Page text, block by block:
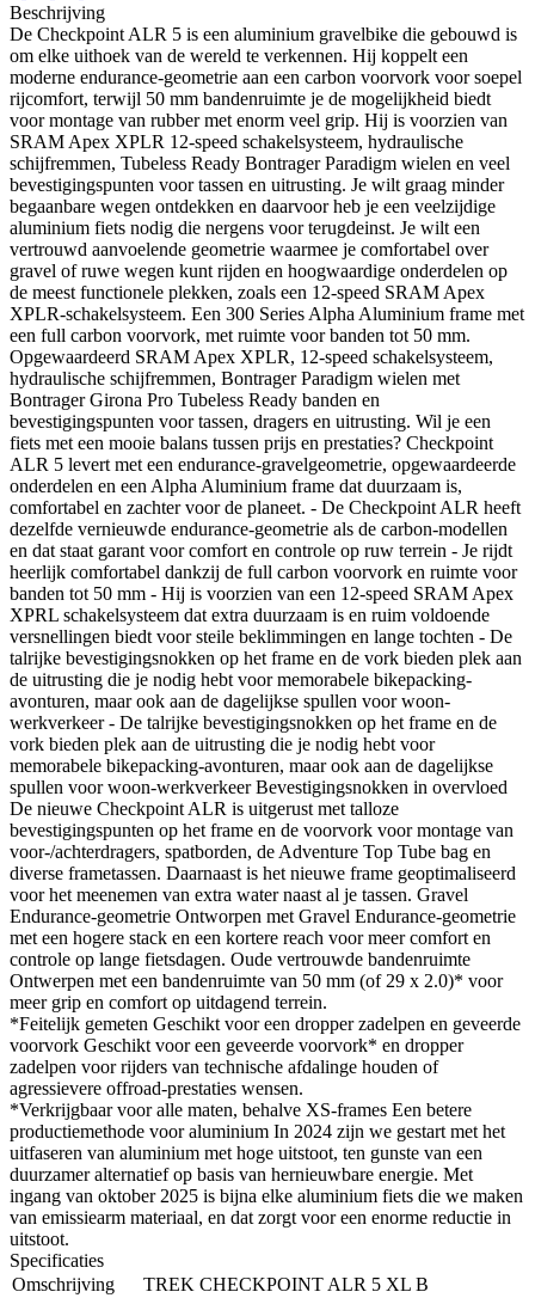
Beschrijving
De Checkpoint ALR 5 is een aluminium gravelbike die gebouwd is
om elke uithoek van de wereld te verkennen. Hij koppelt een
moderne endurance-geometrie aan een carbon voorvork voor soepel
rijcomfort, terwijl 50 mm bandenruimte je de mogelijkheid biedt
voor montage van rubber met enorm veel grip. Hij is voorzien van
SRAM Apex XPLR 12-speed schakelsysteem, hydraulische
schijfremmen, Tubeless Ready Bontrager Paradigm wielen en veel
bevestigingspunten voor tassen en uitrusting. Je wilt graag minder
begaanbare wegen ontdekken en daarvoor heb je een veelzijdige
aluminium fiets nodig die nergens voor terugdeinst. Je wilt een
vertrouwd aanvoelende geometrie waarmee je comfortabel over
gravel of ruwe wegen kunt rijden en hoogwaardige onderdelen op
de meest functionele plekken, zoals een 12-speed SRAM Apex
XPLR-schakelsysteem. Een 300 Series Alpha Aluminium frame met
een full carbon voorvork, met ruimte voor banden tot 50 mm.
Opgewaardeerd SRAM Apex XPLR, 12-speed schakelsysteem,
hydraulische schijfremmen, Bontrager Paradigm wielen met
Bontrager Girona Pro Tubeless Ready banden en
bevestigingspunten voor tassen, dragers en uitrusting. Wil je een
fiets met een mooie balans tussen prijs en prestaties? Checkpoint
ALR 5 levert met een endurance-gravelgeometrie, opgewaardeerde
onderdelen en een Alpha Aluminium frame dat duurzaam is,
comfortabel en zachter voor de planeet. - De Checkpoint ALR heeft
dezelfde vernieuwde endurance-geometrie als de carbon-modellen
en dat staat garant voor comfort en controle op ruw terrein - Je rijdt
heerlijk comfortabel dankzij de full carbon voorvork en ruimte voor
banden tot 50 mm - Hij is voorzien van een 12-speed SRAM Apex
XPRL schakelsysteem dat extra duurzaam is en ruim voldoende
versnellingen biedt voor steile beklimmingen en lange tochten - De
talrijke bevestigingsnokken op het frame en de vork bieden plek aan
de uitrusting die je nodig hebt voor memorabele bikepacking-
avonturen, maar ook aan de dagelijkse spullen voor woon-
werkverkeer - De talrijke bevestigingsnokken op het frame en de
vork bieden plek aan de uitrusting die je nodig hebt voor
memorabele bikepacking-avonturen, maar ook aan de dagelijkse
spullen voor woon-werkverkeer Bevestigingsnokken in overvloed
De nieuwe Checkpoint ALR is uitgerust met talloze
bevestigingspunten op het frame en de voorvork voor montage van
voor-/achterdragers, spatborden, de Adventure Top Tube bag en
diverse frametassen. Daarnaast is het nieuwe frame geoptimaliseerd
voor het meenemen van extra water naast al je tassen. Gravel
Endurance-geometrie Ontworpen met Gravel Endurance-geometrie
met een hogere stack en een kortere reach voor meer comfort en
controle op lange fietsdagen. Oude vertrouwde bandenruimte
Ontwerpen met een bandenruimte van 50 mm (of 29 x 2.0)* voor
meer grip en comfort op uitdagend terrein.
*Feitelijk gemeten Geschikt voor een dropper zadelpen en geveerde
voorvork Geschikt voor een geveerde voorvork* en dropper
zadelpen voor rijders van technische afdalinge houden of
agressievere offroad-prestaties wensen.
*Verkrijgbaar voor alle maten, behalve XS-frames Een betere
productiemethode voor aluminium In 2024 zijn we gestart met het
uitfaseren van aluminium met hoge uitstoot, ten gunste van een
duurzamer alternatief op basis van hernieuwbare energie. Met
ingang van oktober 2025 is bijna elke aluminium fiets die we maken
van emissiearm materiaal, en dat zorgt voor een enorme reductie in
uitstoot.
Specificaties
Omschrijving
TREK CHECKPOINT ALR 5 XL B